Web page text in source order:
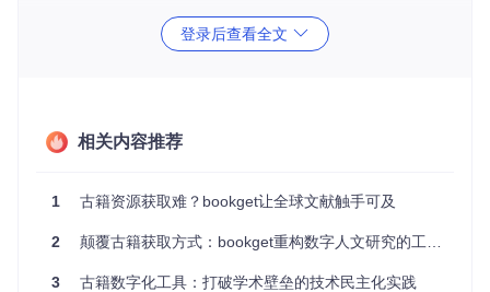
1.3 下载稳定性问题
二、解决方案：bookget的四大创新突破
提供了全方位的解决方案。
2.1 告别平台适配烦恼：一站式多源访问
bookget通过app/harvard.go、app/nationaljp.go等模块，深
登录后查看全文
相关内容推荐
1 古籍资源获取难？bookget让全球文献触手可及
2 颠覆古籍获取方式：bookget重构数字人文研究的工作流
3 古籍数字化工具：打破学术壁垒的技术民主化实践